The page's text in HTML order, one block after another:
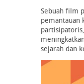
Sebuah film
pemantauan
sejarah dan